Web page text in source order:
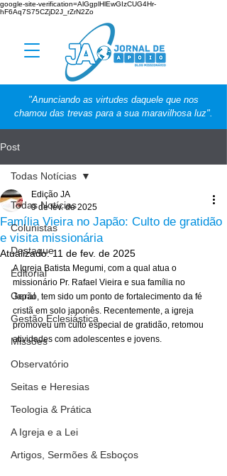
google-site-verification=AlGgplHlEwGIzCUG4Hr-
hF6Aq7S75CZjD2J_rZrN2Zo
"Anunciando as virtudes daquele que nos
chamou das trevas para a sua maravilhosa luz".
Post
Todas Notícias
Colunistas
Destaque
Editorial
Geral
Gestão Eclesiástica
Missões
Observatório
Seitas e Heresias
Teologia & Prática
A Igreja e a Lei
Artigos, Sermões & Esboços
Todas Notícias
Família Vieira no Japão: Culto de gratidão
e visita missionária
Edição JA
9 de fev. de 2025
Atualizado:11 de fev. de 2025
A Igreja Batista Megumi, com a qual atua o
missionário Pr. Rafael Vieira e sua família no
Japão, tem sido um ponto de fortalecimento da fé
cristã em solo japonês. Recentemente, a igreja
promoveu um culto especial de gratidão, retomou
atividades com adolescentes e jovens.